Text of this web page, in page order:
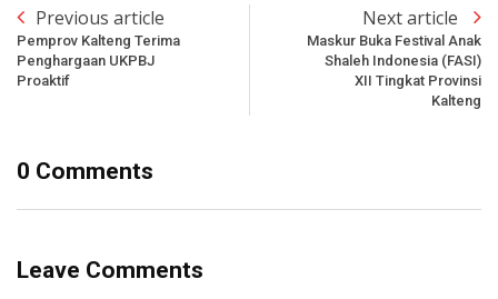
Previous article
Pemprov Kalteng Terima
Penghargaan UKPBJ
Proaktif
Next article
Maskur Buka Festival Anak
Shaleh Indonesia (FASI)
XII Tingkat Provinsi
Kalteng
0 Comments
Leave Comments